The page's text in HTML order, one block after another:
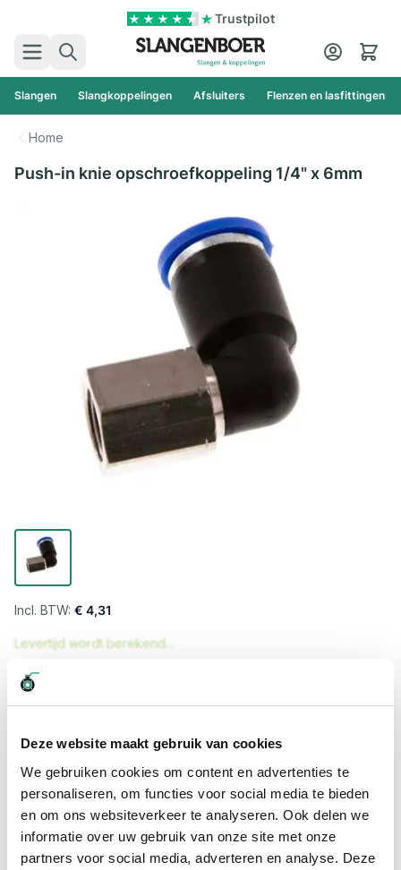
Deze website maakt gebruik van cookies
We gebruiken cookies om content en advertenties te
personaliseren, om functies voor social media te bieden
en om ons websiteverkeer te analyseren. Ook delen we
informatie over uw gebruik van onze site met onze
partners voor social media, adverteren en analyse. Deze
Trustpilot
Zoek
Cart
Slangen Slangkoppelingen Afsluiters Flenzen en lasfittingen
Home
Push-in knie opschroefkoppeling 1/4" x 6mm
€ 4,31
Levertijd wordt berekend...
Hoge klantbeoordelingen: 9/10
Snelle levering
Snel naar
Meer informatie